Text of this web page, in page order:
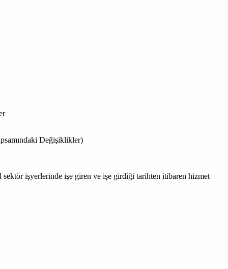
Değişiklikler)
işyerlerinde işe giren ve işe girdiği tarihten itibaren hizmet